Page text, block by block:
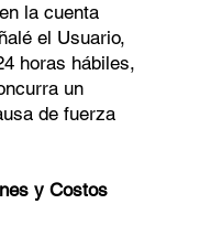
la cuenta
el Usuario,
horas hábiles,
un
de fuerza
y Costos